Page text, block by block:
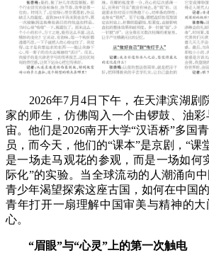
2026年7月4日下午，在天津滨湖剧
家的师生，仿佛闯入一个由锣鼓、油
宙。他们是2026南开大学“汉语桥”多国
员，而今天，他们的“课本”是京剧，“课
是一场走马观花的参观，而是一场如何
际化”的实验。当全球流动的人潮涌向
青少年渴望探索这座古国，如何在中国
青年打开一扇理解中国审美与精神的
心。
“眉眼”与“心灵”上的第一次触电